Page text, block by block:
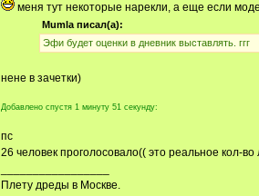
меня тут некоторые нарекли, а еще если
Mumla писал(а):
Эфи будет оценки в дневник выставлять. ггг
нене в зачетки)
Добавлено спустя 1 минуту 51 секунду:
пс
26 человек проголосовало(( это реальное кол-
Плету дреды в Москве.